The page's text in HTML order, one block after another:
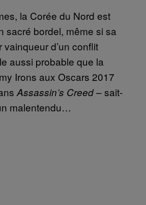
la Corée du Nord est
sacré bordel, même si sa
d’un conflit
aussi probable que la
Irons aux Oscars 2017
Assassin’s Creed– sait-
malentendu…